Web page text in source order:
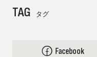
TAG タグ
Facebook